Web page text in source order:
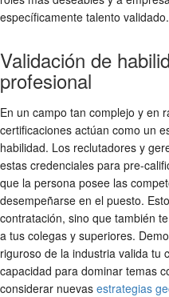
específicamente talento validado.
Validación de
profesional
En un campo tan complejo y en
certificaciones actúan como un
habilidad. Los reclutadores y
estas credenciales para pre-
que la persona posee las
desempeñarse en el puesto.
contratación, sino que también
a tus colegas y superiores.
riguroso de la industria valida tu
capacidad para dominar temas
considerar nuevas estrategias